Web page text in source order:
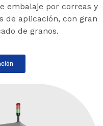
embalaje por correas y
de aplicación, con gran
de granos.